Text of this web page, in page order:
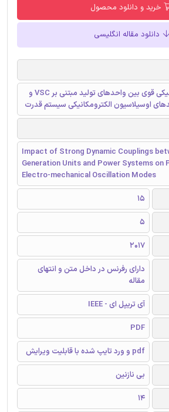
خرید و دانلود محصول
دانلود مقاله انگلیسی
تاثیر کوپلینگ های دینامیکی قوی بین واحدهای تولید مبتنی بر VSC و
اوسیلاسیون الکترومکانیکی سیستم قدرت
Impact of Strong Dynamic Couplings
Generation Units and Power Systems on
Electro-mechanical Oscillation Modes
15
5
2017
دارای رفرنس در داخل متن و انتهای
مقاله
آی تریپل ای - IEEE
PDF
pdf و ورد تایپ شده با قابلیت ویرایش
بی نازنین
14